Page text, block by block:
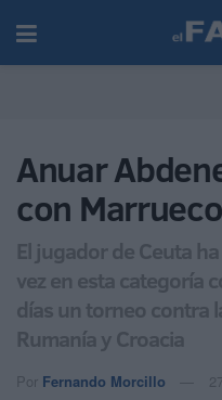
Anuar
con
El jugador de Ceuta
vez en esta categoría
días un torneo contra
Rumanía y Croacia
Por Fernando Morcillo